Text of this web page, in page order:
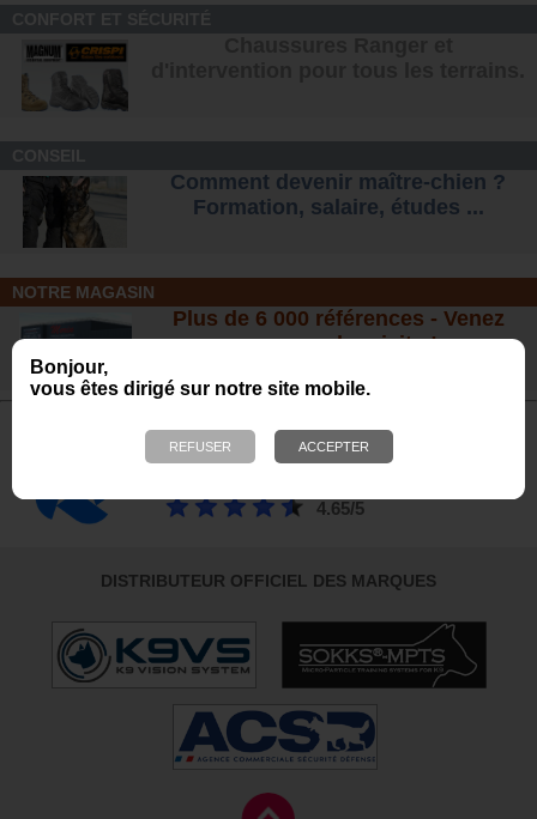
Bonjour,
vous êtes dirigé sur notre site mobile.
Comment devenir maître-chien ?
Formation, salaire, études ...
NOTRE MAGASIN
Plus de 6 000 références - Venez
nous rendre visite !
Avis de nos Clients
Calculé à partir de 700 avis obtenus sur les 12
4.65/5
DISTRIBUTEUR OFFICIEL DES MARQUES